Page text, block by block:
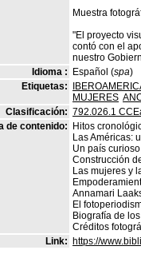
Muestra
"El proyecto
contó con el
nuestro
Idioma :
Español (spa)
Etiquetas:
MUJERES
Clasificación: 792.026.1
de contenido:
Hitos
Las Américas:
Un país
Construcción
Las mujeres y
Annamari
El
Biografía de
Créditos
Link: https://